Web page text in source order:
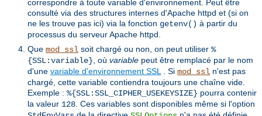
correspondre à toute variable d'environnement. Peut être
consulté via des structures internes d'Apache httpd et (si on
ne les trouve pas ici) via la fonction getenv() à partir du
processus du serveur Apache httpd.
Que mod_ssl soit chargé ou non, on peut utiliser %
{SSL:variable} , où variable peut être remplacé par le nom
d'une variable d'environnement SSL . Si mod_ssl n'est pas
chargé, cette variable contiendra toujours une chaîne vide.
Exemple : %{SSL:SSL_CIPHER_USEKEYSIZE} pourra contenir
la valeur 128 . Ces variables sont disponibles même si l'option